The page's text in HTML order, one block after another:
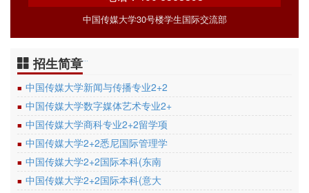
中国传媒大学30号楼学生国际交流部
招生简章
■ 中国传媒大学新闻与传播专业2+2
■ 中国传媒大学数字媒体艺术专业2+
■ 中国传媒大学商科专业2+2留学项
■ 中国传媒大学2+2悉尼国际管理学
■ 中国传媒大学2+2国际本科(东南
■ 中国传媒大学2+2国际本科(意大